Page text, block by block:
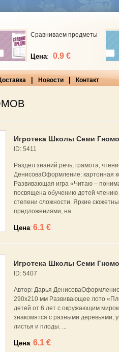
Сравниваем предметы
Цена: 0.9 €
Новости Контакт
Игротека Школы Семи
ID: 5411
Раздел знаний:речь, грамота,
ДенисоваОформление: картонная
Развивающая игра «Читаю –
посвящена обучению детей
степени сложности. Яркие
предложениями, на...
Цена: 6.1 €
Игротека Школы Семи
ID: 5407
Автор: Дарья
290x210 мм Развивающее лото
детей от 6 лет с окружающим
знакомятся с разными деревьями,
листья и плоды. ...
Цена: 6.1 €